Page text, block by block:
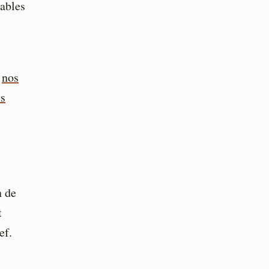
nos
de